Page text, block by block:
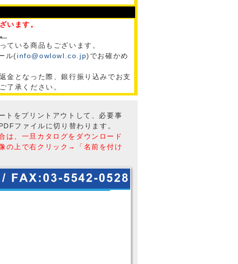
います。
ている商品もございます。
ル(info@owlowl.co.jp)でお確かめ
金となった際、銀行振り込みでお支
了承ください。
トをプリントアウトして、必要事
ファイルに切り替わります。
は、一旦カタログをダウンロード
の上で右クリック→「名前を付け